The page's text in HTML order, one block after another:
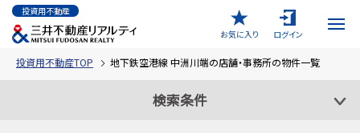
投資用不動産
お気に入り
ログイン
投資用不動産TOP 地下鉄空港線 中洲川端の店舗・事務所の物件一覧
検索条件